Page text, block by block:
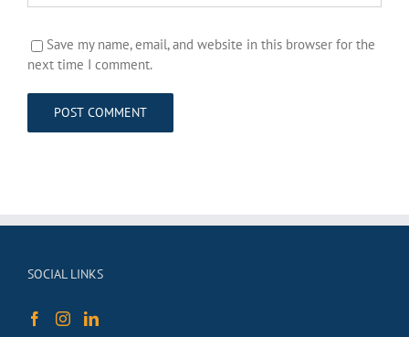
Save my name, email, and website in this browser for the
next time I comment.
SOCIAL LINKS